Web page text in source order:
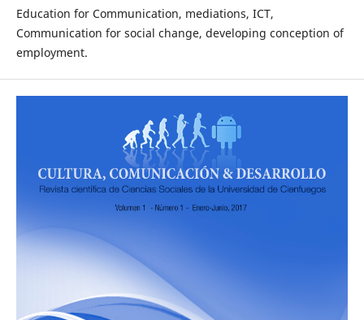
Education for Communication, mediations, ICT,
Communication for social change, developing conception of
employment.